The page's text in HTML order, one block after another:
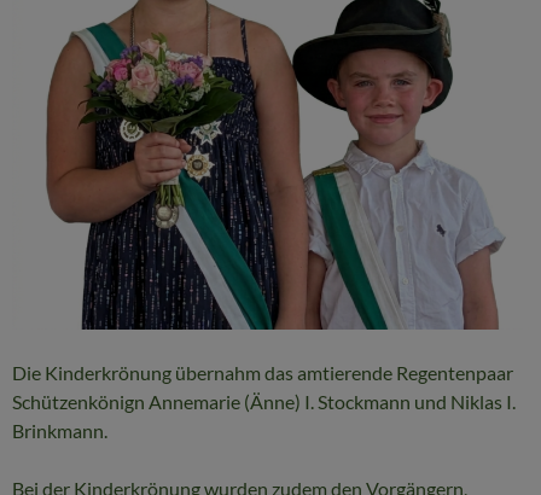
Die Kinderkrönung übernahm das amtierende Regentenpaar
Schützenkönign Annemarie (Änne) I. Stockmann und Niklas I.
Brinkmann.
Bei der Kinderkrönung wurden zudem den Vorgängern,